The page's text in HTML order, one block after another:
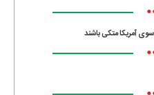
آمریکا متکی باشند